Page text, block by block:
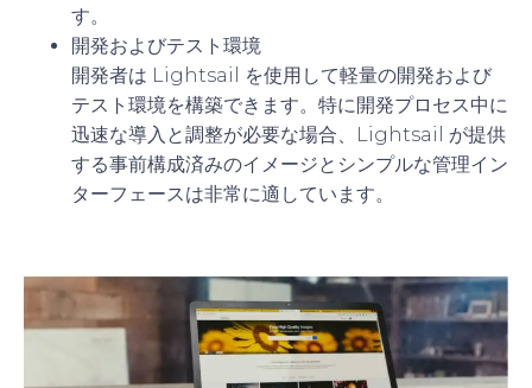
す。
開発およびテスト環境
開発者は Lightsail を使用して軽量の開発および
テスト環境を構築できます。特に開発プロセス中に
迅速な導入と調整が必要な場合、Lightsail が提供
する事前構成済みのイメージとシンプルな管理イン
ターフェースは非常に適しています。